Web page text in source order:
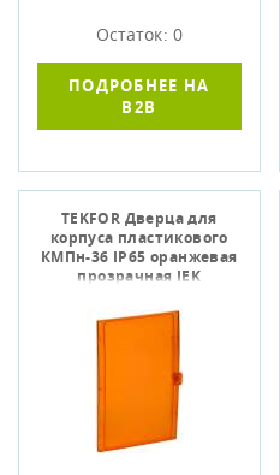
Остаток: 0
ПОДРОБНЕЕ НА
B2B
TEKFOR Дверца для
корпуса пластикового
КМПн-36 IP65 оранжевая
прозрачная IEK